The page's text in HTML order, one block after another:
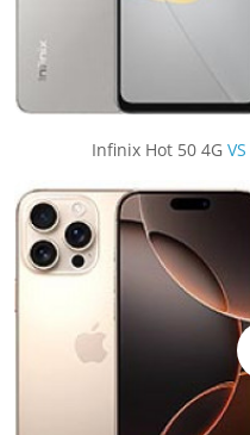
Infinix Hot 50 4G VS